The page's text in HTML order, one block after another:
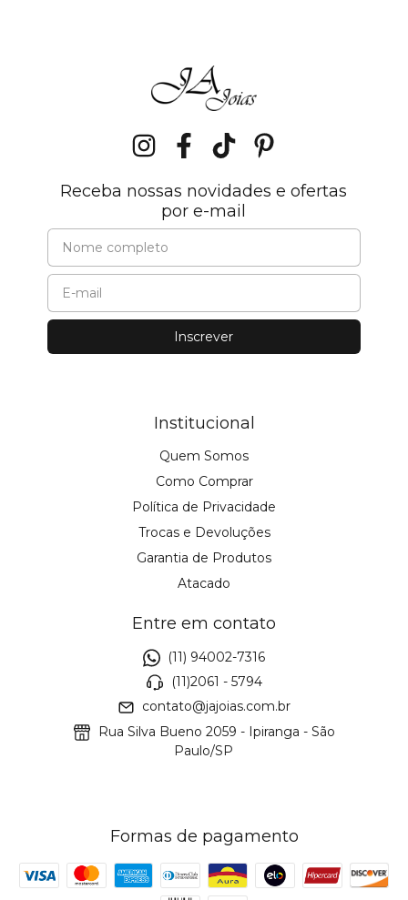
Receba nossas novidades e ofertas
por e-mail
Institucional
Quem Somos
Como Comprar
Política de Privacidade
Trocas e Devoluções
Garantia de Produtos
Atacado
Entre em contato
(11) 94002-7316
(11)2061 - 5794
contato@jajoias.com.br
Rua Silva Bueno 2059 - Ipiranga - São
Paulo/SP
Formas de pagamento